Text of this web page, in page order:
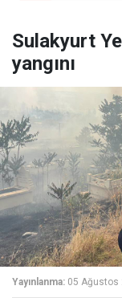
Sulakyurt
yangını
Yayınlanma: 05 Ağustos